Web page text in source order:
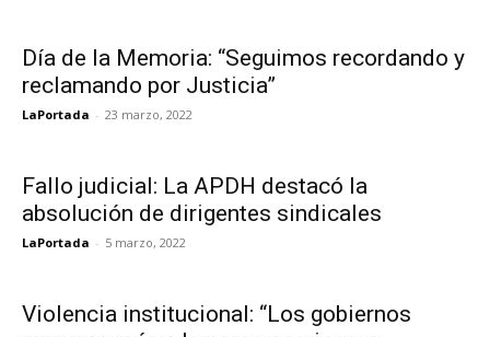
Día de la Memoria: “Seguimos recordando y
reclamando por Justicia”
LaPortada - 23 marzo, 2022
Fallo judicial: La APDH destacó la
absolución de dirigentes sindicales
LaPortada - 5 marzo, 2022
Violencia institucional: “Los gobiernos